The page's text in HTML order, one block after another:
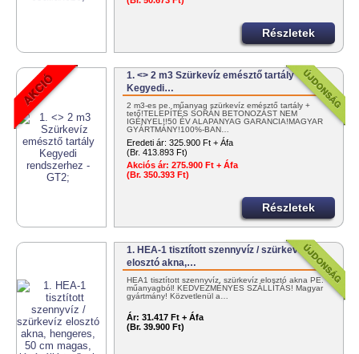
Részletek
1. <> 2 m3 Szürkevíz emésztő tartály
Kegyedi…
2 m3-es pe. műanyag szürkevíz emésztő tartály +
tető!TELEPÍTÉS SORÁN BETONOZÁST NEM
IGÉNYEL!!50 ÉV ALAPANYAG GARANCIA!MAGYAR
GYÁRTMÁNY!100%-BAN…
Eredeti ár: 325.900 Ft + Áfa
(Br. 413.893 Ft)
Akciós ár: 275.900 Ft + Áfa
(Br. 350.393 Ft)
Részletek
1. HEA-1 tisztított szennyvíz / szürkevíz
elosztó akna,…
HEA1 tisztított szennyvíz, szürkevíz elosztó akna PE.
műanyagból! KEDVEZMÉNYES SZÁLLÍTÁS! Magyar
gyártmány! Közvetlenül a…
Ár: 31.417 Ft + Áfa
(Br. 39.900 Ft)